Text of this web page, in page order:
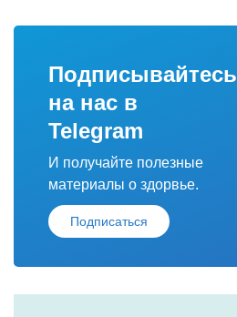
Подписывайтесь
на нас в
Telegram
И получайте полезные
материалы о здорвье.
Подписаться